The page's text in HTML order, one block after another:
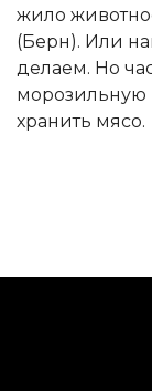
жило
(Берн). Или
делаем. Но
морозильную
хранить мясо.